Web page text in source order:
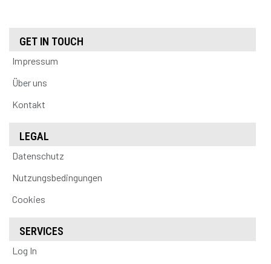
GET IN TOUCH
Impressum
Über uns
Kontakt
LEGAL
Datenschutz
Nutzungsbedingungen
Cookies
SERVICES
Log In